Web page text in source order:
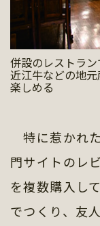
併設のレストラン
近江牛などの地
楽しめる
特に惹かれ
門サイトのレ
を複数購入し
でつくり、友